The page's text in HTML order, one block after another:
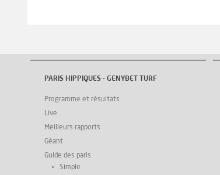
PARIS HIPPIQUES - GENYBET TURF
Programme et résultats
Live
Meilleurs rapports
Géant
Guide des paris
Simple